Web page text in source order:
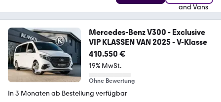
Mercedes-Benz V300 - Exclusive
VIP KLASSEN VAN 2025 - V-Klasse
410.550 €
19% MwSt.
Ohne Bewertung
In 3 Monaten ab Bestellung verfügbar